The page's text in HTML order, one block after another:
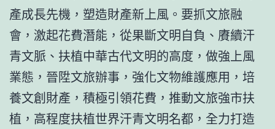
產成長先機，塑造財產新上風。要抓文旅融
會，激起花費潛能，從果斷文明自負、賡續汗
青文脈、扶植中華古代文明的高度，做強上風
業態，晉陞文旅辦事，強化文物維護應用，培
養文創財產，積極引領花費，推動文旅強市扶
植，高程度扶植世界汗青文明名都，全力打造